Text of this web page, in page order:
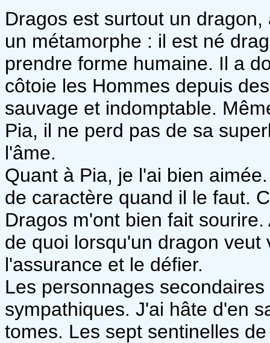
Dragos est surtout un
un métamorphe : il est né
prendre forme humaine. Il a
côtoie les Hommes depuis
sauvage et indomptable.
Pia, il ne perd pas de sa
l'âme.
Quant à Pia, je l'ai bien
de caractère quand il le faut.
Dragos m'ont bien fait
de quoi lorsqu'un dragon
l'assurance et le défier.
Les personnages
sympathiques. J'ai hâte d'en
tomes. Les sept sentinelles